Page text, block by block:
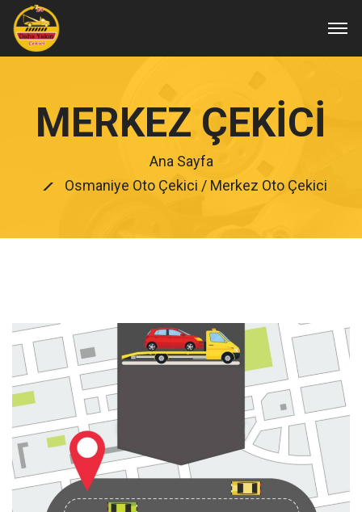
MERKEZ ÇEKICI
Ana Sayfa
Osmaniye Oto Çekici / Merkez Oto Çekici